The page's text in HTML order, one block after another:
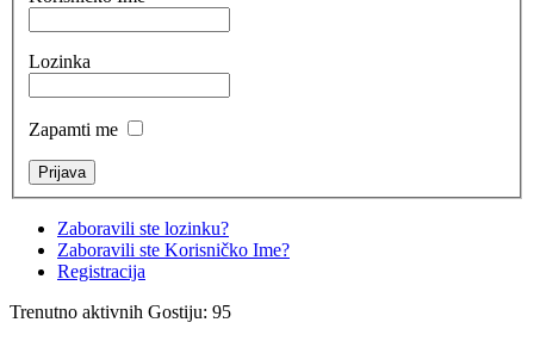
Lozinka
Zapamti me
Zaboravili ste lozinku?
Zaboravili ste Korisničko Ime?
Registracija
Trenutno aktivnih Gostiju: 95